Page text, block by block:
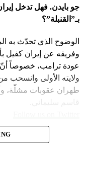
– نهاية عهد منظومة
امتداد لعهد باراك
جو بايدن. فهل تدخل
بـ”القنبلة”؟
الوضوح الذي تحدّث به
وفريقه عن إيران كفيل
عودة ترامب، خصوصاً أنّ
ولايته الأولى وانسحب
طهران عقوبات مشلّة،
مع ارتفاع